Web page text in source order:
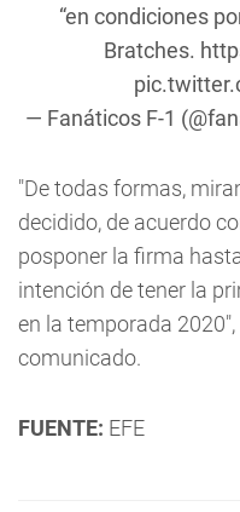
“en condiciones
Bratches.
— Fanáticos F-1
"De todas formas,
decidido, de acuerdo
posponer la firma
intención de tener la
en la temporada
comunicado.
FUENTE: EFE